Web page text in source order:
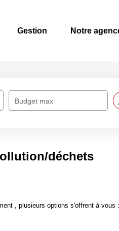
Gestion Notre
Budget max
déchets
, plusieurs options s'offrent à vous :